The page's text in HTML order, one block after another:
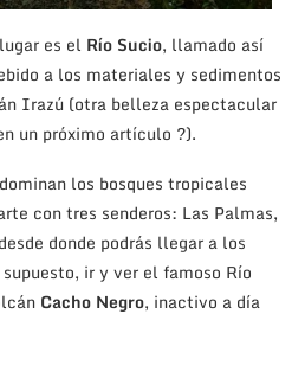
es el Río Sucio, llamado así
a los materiales y sedimentos
Irazú (otra belleza espectacular
un próximo artículo ?).
los bosques tropicales
con tres senderos: Las Palmas,
donde podrás llegar a los
ir y ver el famoso Río
Cacho Negro, inactivo a día